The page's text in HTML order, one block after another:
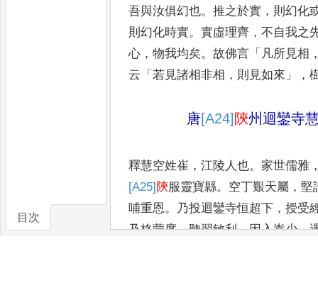
目次
吾與汝俱幻也。推之於實 ， 則幻化
則幻化時實。實虛理齊 ，不自我之
心 ，物我均矣。故佛言 「 凡所見相
云 「若見諸相非相 ， 則見如來 」，
唐[A24] 陝州迴鑾寺
釋慧空姓崔 ，江陵人也。 家世儒雅
[A25]陝服靈寶縣。 空丁艱天屬 ， 堅
哺重恩。 乃投迴鑾寺恒超下 ，授受
及格蒙度，聽習敏利。因入嵩少，